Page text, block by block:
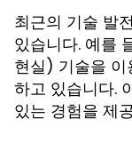
최근의 기술 발
있습니다. 예를
현실) 기술을 이
하고 있습니다.
있는 경험을 제